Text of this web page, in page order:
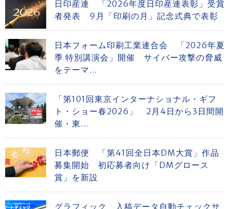
日印産連 「2026年度日印産連表彰」受賞
者発表 9月「印刷の月」記念式典で表彰
日本フォーム印刷工業連合会 「2026年夏
季 特別講演会」開催 サイバー攻撃の脅威
をテーマ...
「第101回東京インターナショナル・ギフ
ト・ショー春2026」 2月4日から3日間開
催・東...
日本郵便 「第41回全日本DM大賞」作品
募集開始 初応募者向け「DMグロース
賞」を新設
グラフィック 入稿データ自動チェックサ